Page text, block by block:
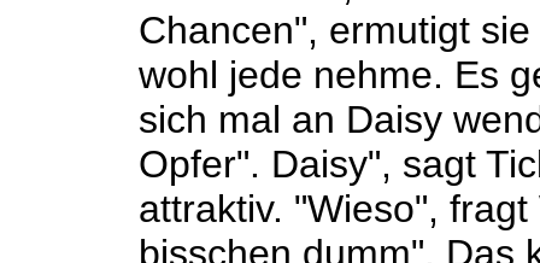
Chancen", ermutigt
wohl jede nehme. Es
sich mal an Daisy
Opfer". Daisy", sagt
attraktiv. "Wieso",
bisschen dumm". Das